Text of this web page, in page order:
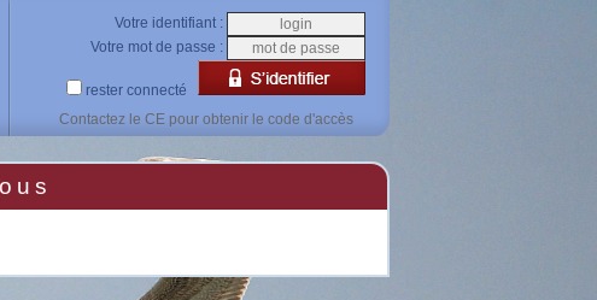
Votre identifiant :
Votre mot de passe :
rester connecté
Contactez le CE pour obtenir le code d'accès